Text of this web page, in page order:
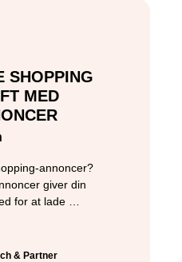
SHOPPING
MED
annoncer?
giver din
for at lade …
& Partner